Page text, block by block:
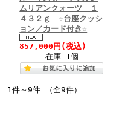
ムリアンクォーツ １
４３２ｇ ☆台座クッシ
ョン／カード付き☆
857,000円 (税込)
在庫 1個
1件～9件 （全9件）